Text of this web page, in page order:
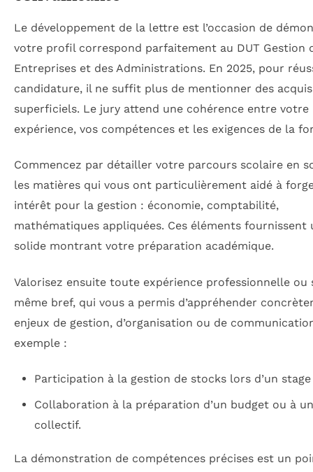
Le développement de la lettre est l’occasion de
votre profil correspond parfaitement au DUT Gestion
Entreprises et des Administrations. En 2025, pour
candidature, il ne suffit plus de mentionner des acquis
superficiels. Le jury attend une cohérence entre votre
expérience, vos compétences et les exigences de la
Commencez par détailler votre parcours scolaire en
les matières qui vous ont particulièrement aidé à
intérêt pour la gestion : économie, comptabilité,
mathématiques appliquées. Ces éléments fournissent
solide montrant votre préparation académique.
Valorisez ensuite toute expérience professionnelle ou
même bref, qui vous a permis d’appréhender
enjeux de gestion, d’organisation ou de
exemple :
Participation à la gestion de stocks lors d’un stage
Collaboration à la préparation d’un budget ou à
collectif.
La démonstration de compétences précises est un